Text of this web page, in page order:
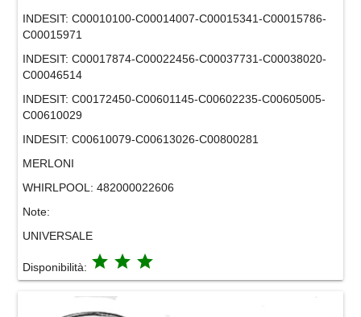
INDESIT: C00010100-C00014007-C00015341-C00015786-
C00015971
INDESIT: C00017874-C00022456-C00037731-C00038020-
C00046514
INDESIT: C00172450-C00601145-C00602235-C00605005-
C00610029
INDESIT: C00610079-C00613026-C00800281
MERLONI
WHIRLPOOL: 482000022606
Note:
UNIVERSALE
Disponibilità: grade grade grade